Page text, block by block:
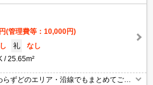
(管理費等：10,000円)
礼
なし
25.65m²
ずどのエリア・沿線でもまとめてご紹